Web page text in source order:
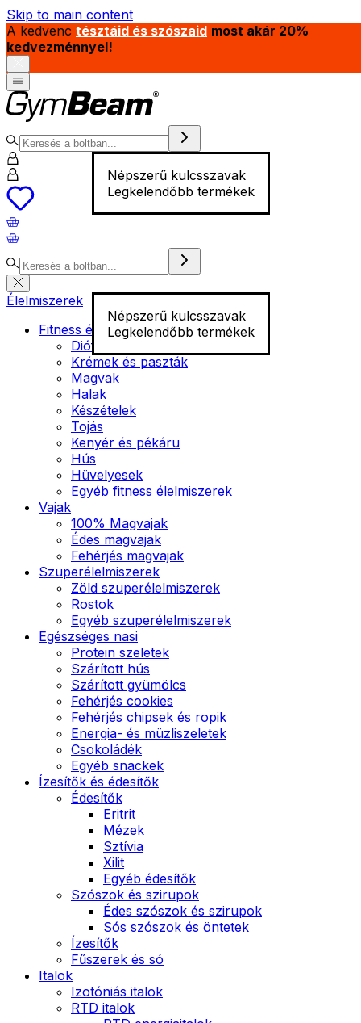
Skip to main content
A kedvenc tésztáid és szószaid most akár 20%
kedvezménnyel!
Népszerű kulcsszavak
Legkelendőbb termékek
Népszerű kulcsszavak
Legkelendőbb termékek
Élelmiszerek
Fitness élelmiszer
Diófélék
Krémek és paszták
Magvak
Halak
Készételek
Tojás
Kenyér és pékáru
Hús
Hüvelyesek
Egyéb fitness élelmiszerek
Vajak
100% Magvajak
Édes magvajak
Fehérjés magvajak
Szuperélelmiszerek
Zöld szuperélelmiszerek
Rostok
Egyéb szuperélelmiszerek
Egészséges nasi
Protein szeletek
Szárított hús
Szárított gyümölcs
Fehérjés cookies
Fehérjés chipsek és ropik
Energia- és müzliszeletek
Csokoládék
Egyéb snackek
Ízesítők és édesítők
Édesítők
Eritrit
Mézek
Sztívia
Xilit
Egyéb édesítők
Szószok és szirupok
Édes szószok és szirupok
Sós szószok és öntetek
Ízesítők
Fűszerek és só
Italok
Izotóniás italok
RTD italok